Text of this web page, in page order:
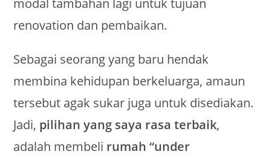
modal tambahan lagi untuk tujuan
renovation dan pembaikan.
Sebagai seorang yang baru hendak
membina kehidupan berkeluarga, amaun
tersebut agak sukar juga untuk disediakan.
Jadi, pilihan yang saya rasa terbaik,
adalah membeli rumah “under